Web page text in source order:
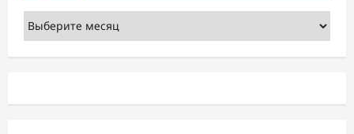
Архивы